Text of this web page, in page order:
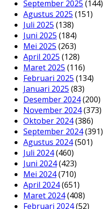
September 2025 (144)
Agustus 2025 (151)
Juli 2025 (138)
Juni 2025 (184)
Mei 2025 (263)
April 2025 (128)
Maret 2025 (116)
Februari 2025 (134)
Januari 2025 (83)
Desember 2024(200)
November 2024(373)
Oktober 2024(386)
September 2024(391)
Agustus 2024(501)
Juli 2024(460)
Juni 2024(423)
Mei 2024(710)
April 2024(651)
Maret 2024(408)
Februari 2024(52)